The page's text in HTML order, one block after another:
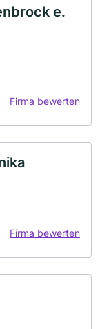
e.
Firma bewerten
Firma bewerten